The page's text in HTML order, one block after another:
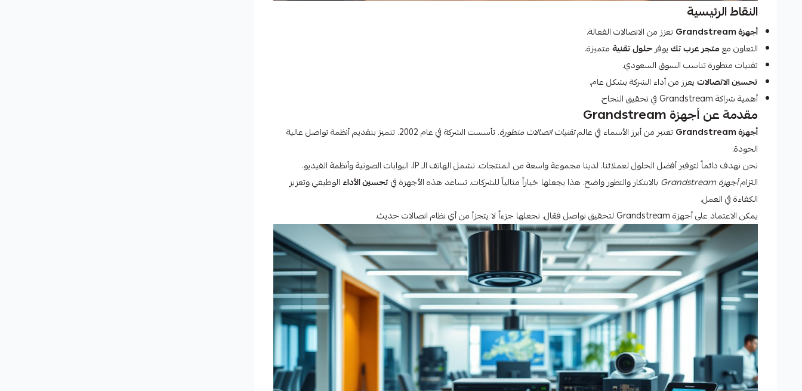
النقاط الرئيسية
أجهزة Grandstream
تعزز من الاتصالات الفعالة.
التعاون معمتجر عرب تكيوفرحلول تقنيةمتميزة.
تقنيات متطورة تناسب السوق السعودي.
تحسين الاتصالاتيعزز من أداء الشركة بشكل عام.
أهمية شراكة Grandstream في تحقيق النجاح.
مقدمة عن أجهزة Grandstream
أجهزة Grandstream تعتبر من أبرز الأسماء في عالمتقنيات اتصالات متطورة
. تأسست الشركة في عام 2002. تتميز بتقديم أنظمة تواصل عالية
الجودة.
نحن نهدف دائماً لتوفير أفضل الحلول لعملائنا. لدينا مجموعة واسعة من المنتجات. تشمل الهاتف الـ IP، البوابات الصوتية وأنظمة الفيديو.
التزامأجهزة Grandstream بالابتكار والتطور واضح. هذا يجعلها خياراً مثالياً للشركات. تساعد هذه الأجهزة فيتحسين الأداء الوظيفي وتعزيز
الكفاءة في العمل.
يمكن الاعتماد على أجهزة Grandstream لتحقيق تواصل فعّال. تجعلها جزءاً لا يتجزأ من أي نظام اتصالات حديث.